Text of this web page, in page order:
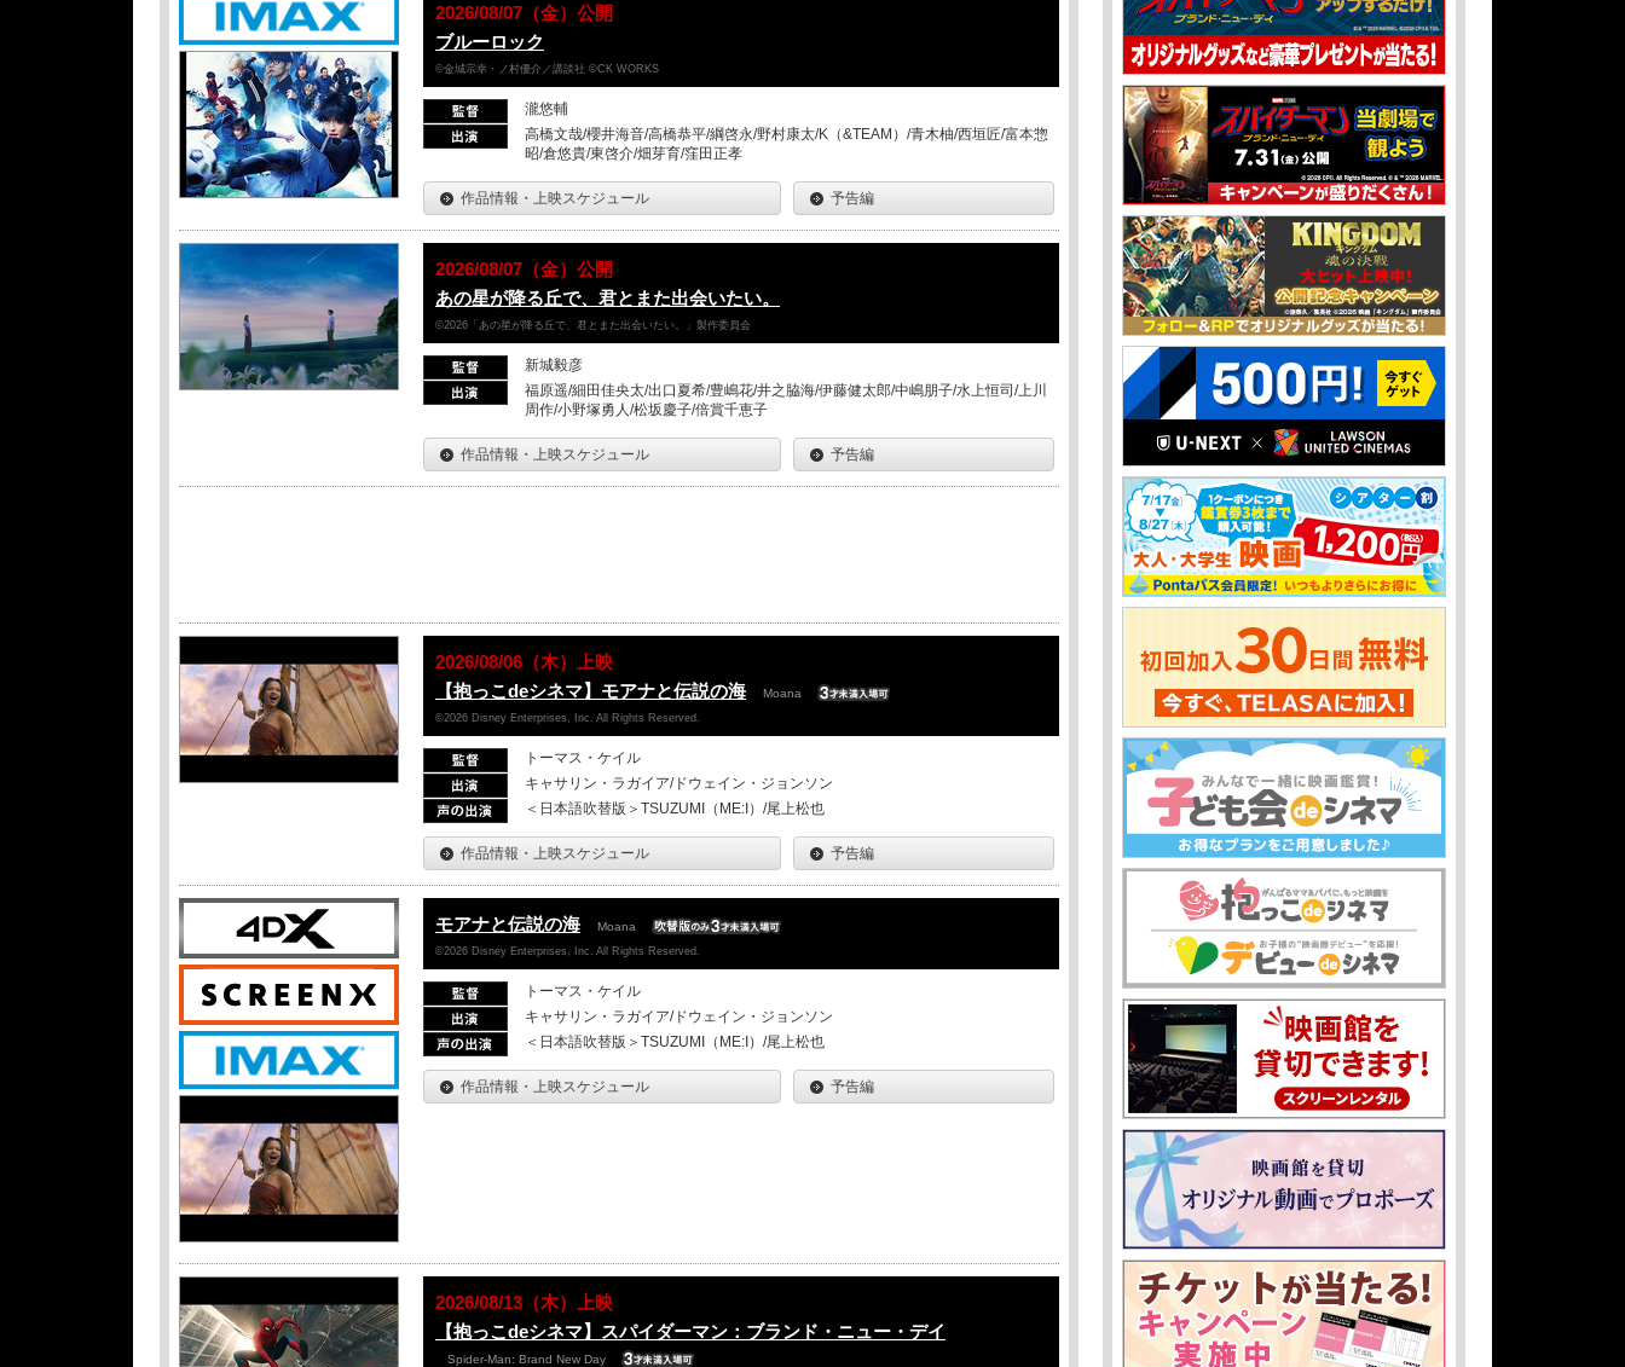
2026/08/07（金）公開
ブルーロック
©金城宗幸・ノ村優介／講談社 ©CK WORKS
瀧悠輔
高橋文哉/櫻井海音/高橋恭平/綱啓永/野村康太/K（&TEAM）/青木柚/西垣匠/富本惣
昭/倉悠貴/東啓介/畑芽育/窪田正孝
作品情報・上映スケジュール 予告編
2026/08/07（金）公開
あの星が降る丘で、君とまた出会いたい。
©2026「あの星が降る丘で、君とまた出会いたい。」製作委員会
新城毅彦
福原遥/細田佳央太/出口夏希/豊嶋花/井之脇海/伊藤健太郎/中嶋朋子/水上恒司/上川
周作/小野塚勇人/松坂慶子/倍賞千恵子
作品情報・上映スケジュール 予告編
2026/08/06（木）上映
【抱っこdeシネマ】モアナと伝説の海
Moana
©2026 Disney Enterprises, Inc. All Rights Reserved.
トーマス・ケイル
キャサリン・ラガイア/ドウェイン・ジョンソン
＜日本語吹替版＞TSUZUMI（ME:I）/尾上松也
作品情報・上映スケジュール 予告編
モアナと伝説の海 Moana
©2026 Disney Enterprises, Inc. All Rights Reserved.
トーマス・ケイル
キャサリン・ラガイア/ドウェイン・ジョンソン
＜日本語吹替版＞TSUZUMI（ME:I）/尾上松也
作品情報・上映スケジュール 予告編
2026/08/13（木）上映
【抱っこdeシネマ】スパイダーマン：ブランド・ニュー・デイ
Spider-Man: Brand New Day